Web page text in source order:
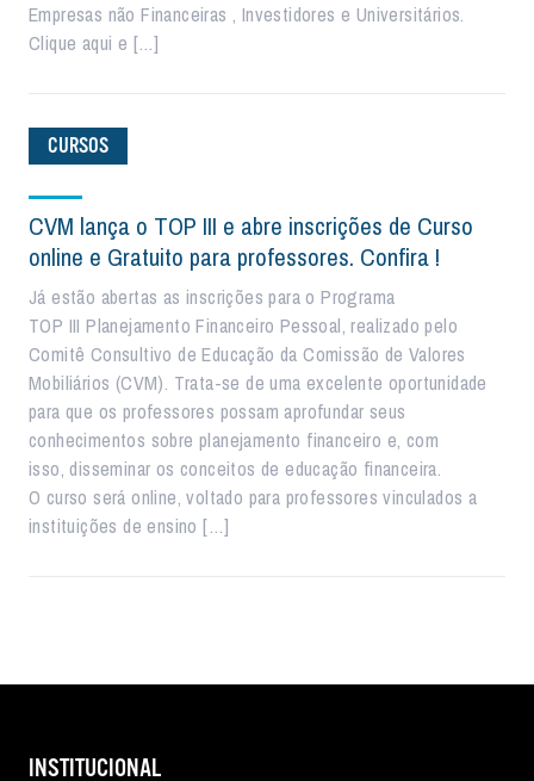
Empresas não Financeiras , Investidores e Universitários.
Clique aqui e […]
CURSOS
CVM lança o TOP III e abre inscrições de Curso
online e Gratuito para professores. Confira !
Já estão abertas as inscrições para o Programa
TOP III Planejamento Financeiro Pessoal, realizado pelo
Comitê Consultivo de Educação da Comissão de Valores
Mobiliários (CVM). Trata-se de uma excelente oportunidade
para que os professores possam aprofundar seus
conhecimentos sobre planejamento financeiro e, com
isso, disseminar os conceitos de educação financeira.
O curso será online, voltado para professores vinculados a
instituições de ensino […]
INSTITUCIONAL